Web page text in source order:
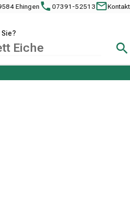
Ehingen 07391-52513 Kontakt